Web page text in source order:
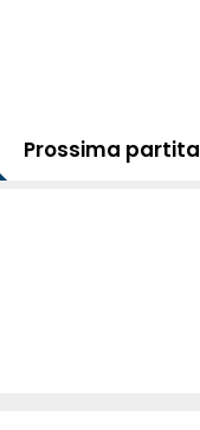
Prossima partita